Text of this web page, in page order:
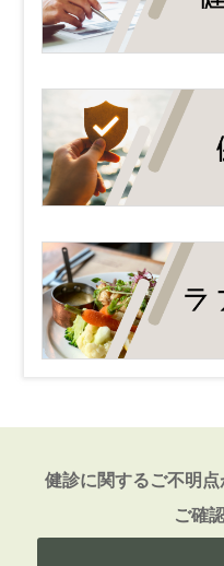
健診に関するご不明
ご確